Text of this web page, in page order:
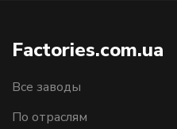
Factories.com.ua
Все заводы
По отраслям